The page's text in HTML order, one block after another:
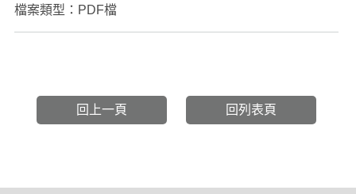
檔案類型：PDF檔
回上一頁 回列表頁